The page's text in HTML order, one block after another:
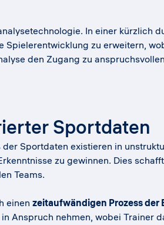
In einer kürzlich
Spielerentwicklung zu erweitern,
den Zugang zu
Sportdaten
Sportdaten existieren in
zu gewinnen. Dies
Teams.
einen zeitaufwändigen Prozess der
Anspruch nehmen, wobei Trainer